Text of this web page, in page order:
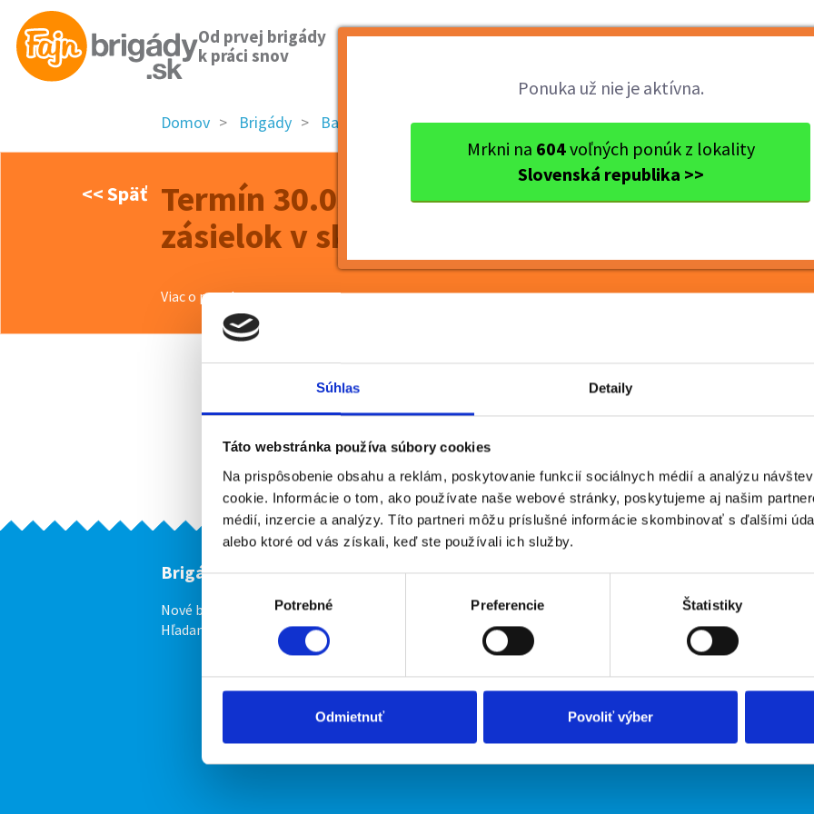
Súhlas Detaily
Táto webstránka používa súbory cookies
Na prispôsobenie obsahu a reklám, poskytovanie funkcií sociálnych médií a analýzu
cookie. Informácie o tom, ako používate naše webové stránky, poskytujeme aj našim
médií, inzercie a analýzy. Títo partneri môžu príslušné informácie skombinovať s ďalšími
alebo ktoré od vás získali, keď ste používali ich služby.
Výber
súhlasu
Potrebné Preferencie Štatistiky
Odmietnuť Povoliť výber
Od prvej brigády
k práci snov
Ponuka už nie je aktívna.
Mrkni na 604voľných ponúk z lokality
Slovenská republika >>
Domov Brigády Banskobystrický kraj Ok. Zvolen Zvolen Termín 30.05. Triedenie a
<< Späť Termín 30.05. Triedenie a balenie
zásielok v skladových priestoroch
Viac o ponuke >>
Brigádnici
Nové brigády
Hľadané brigády
Firmy
Vložiť inzerát
O portáli
Podmienky
Zásady ochrany osobných